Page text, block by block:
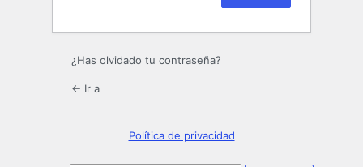
¿Has olvidado tu contraseña?
← Ir a
Política de privacidad